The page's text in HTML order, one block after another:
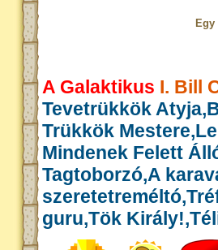
Egy
A Galaktikus I. Bill
Tevetrükkök
Trükkök
Mindenek Felett
Tagtoborzó,A
guru,Tök